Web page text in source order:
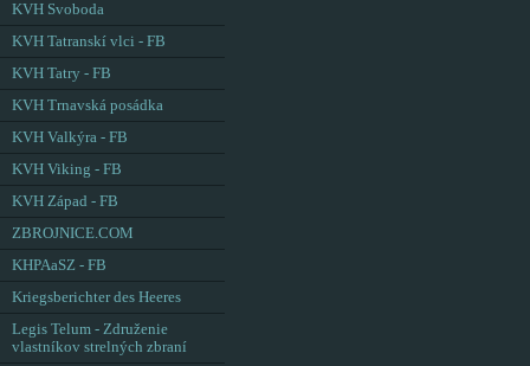
KVH Svoboda
KVH Tatranskí vlci - FB
KVH Tatry - FB
KVH Trnavská posádka
KVH Valkýra - FB
KVH Viking - FB
KVH Západ - FB
ZBROJNICE.COM
KHPAaSZ - FB
Kriegsberichter des Heeres
Legis Telum - Združenie
vlastníkov strelných zbraní